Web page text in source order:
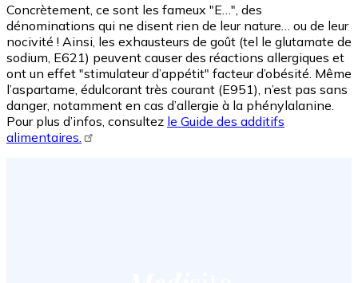
Concrètement, ce sont les fameux "E…", des
dénominations qui ne disent rien de leur nature… ou de leur
nocivité ! Ainsi, les exhausteurs de goût (tel le glutamate de
sodium, E621) peuvent causer des réactions allergiques et
ont un effet "stimulateur d’appétit" facteur d’obésité. Même
l’aspartame, édulcorant très courant (E951), n’est pas sans
danger, notamment en cas d’allergie à la phénylalanine.
Pour plus d’infos, consultez le Guide des additifs
alimentaires.